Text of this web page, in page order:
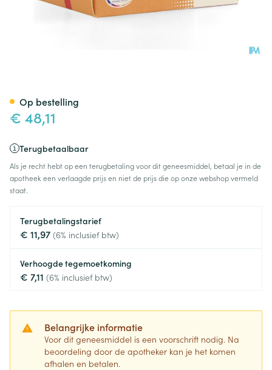
€ 48,11
Terugbetaalbaar
Als je recht hebt op een terugbetaling voor dit geneesmiddel, betaal je in de
apotheek een verlaagde prijs en niet de prijs die op onze webshop vermeld
staat.
Terugbetalingstarief
€ 11,97 (6% inclusief btw)
Verhoogde tegemoetkoming
€ 7,11 (6% inclusief btw)
Belangrijke informatie
Voor dit geneesmiddel is een voorschrift nodig. Na
beoordeling door de apotheker kan je het komen
afhalen en betalen.
Op bestelling